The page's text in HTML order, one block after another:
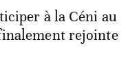
à la Céni au
rejointe